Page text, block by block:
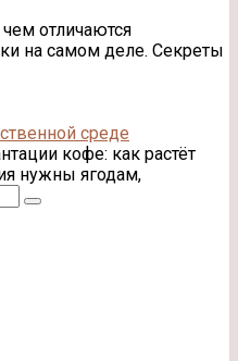
отличаются
на самом деле. Секреты
среде
кофе: как растёт
нужны ягодам,